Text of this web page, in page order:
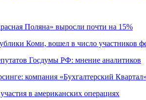
Поляна» выросли почти на 15%
Коми, вошел в число участников
Госдумы РФ: мнение аналитиков
компания «Бухгалтерский
в американских операциях